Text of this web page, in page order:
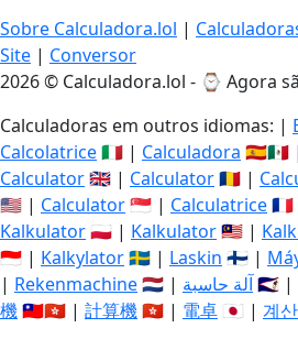
Sobre Calculadora.lol |
Site | Conversor
2026 © Calculadora.lol - ⌚ Agora
Calculadoras em outros idiomas: |
Calcolatrice🇮🇹 | Calculadora 🇪🇸🇲🇽 |
Calculator🇬🇧 | Calculator🇷🇴 |
🇺🇸 | Calculator🇸🇬 | Calculatrice🇫🇷
Kalkulator🇵🇱 | Kalkulator🇲🇾 |
🇮🇩 | Kalkylator🇸🇪 | Laskin 🇫🇮 |
| Rekenmachine🇳🇱 | آلة حاسبة🇸🇦 |
機🇹🇼🇭🇰 | 計算機🇭🇰 | 電卓 🇯🇵 | 계